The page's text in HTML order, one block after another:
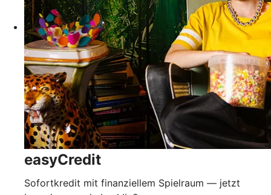
easyCredit
Sofortkredit mit finanziellem Spielraum — jetzt